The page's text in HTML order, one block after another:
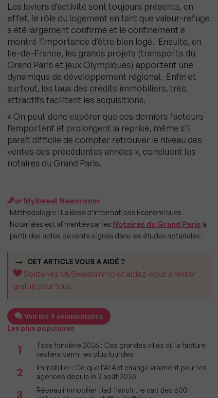
Les leviers d’activité sont toujours présents, en
effet, le rôle du logement en tant que valeur-refuge
a été largement confirmé et le confinement a
montré l’importance d’être bien logé. Ensuite, en
Ile-de-France, les grands projets (transports du
Grand Paris et jeux Olympiques) apportent une
dynamique de développement régional. Enfin et
surtout, les taux des crédits immobiliers, très,
attractifs facilitent les acquisitions.
« On peut donc espérer que ces derniers facteurs
l’emportent et prolongent la reprise, même s’il
paraît difficile de compter retrouver le niveau des
ventes des précédentes années », concluent les
notaires du Grand Paris.
Par MySweet Newsroom
Méthodologie : La Base d’Informations Economiques
Notariales est alimentée par les Notaires du Grand Paris à
partir des actes de vente signés dans les études notariales.
CET ARTICLE VOUS A AIDÉ ?
Soutenez MySweetImmo et aidez-nous à rester
gratuit pour tous.
Voir les 4 commentaires
Les plus populaires
1
Taxe foncière 2026 : Ces grandes villes où la facture
restera parmi les plus lourdes
2
Immobilier : Ce que l’AI Act change vraiment pour les
agences depuis le 2 août 2026
3
Réseau immobilier : iad franchit le cap des 600